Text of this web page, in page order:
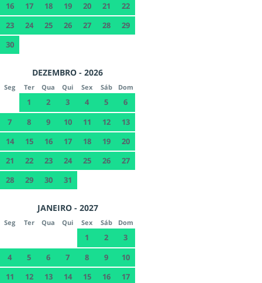
16
17 18 19 20 21
22
23
24 25 26 27 28
29
30
DEZEMBRO - 2026
Seg Ter Qua Qui Sex Sáb Dom
1 2 3 4 5
6
7
8 9 10 11 12
13
14
15 16 17 18 19
20
21
22 23 24 25 26
27
28
29 30 31
JANEIRO - 2027
Seg Ter Qua Qui Sex Sáb Dom
1 2
3
4
5 6 7 8 9
10
11
12 13 14 15 16
17